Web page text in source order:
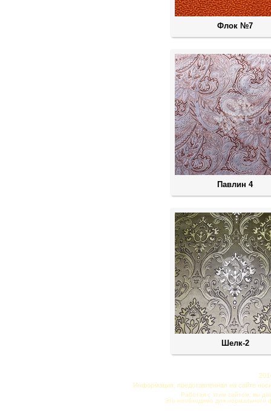
Флок №7
Павлин 4
Шелк-2
Информация, представленная на сайте
Работая с этим сайтом, вы
Это необходимо для нормального